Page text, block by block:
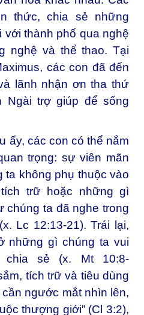
thức, chia sẻ những
với thành phố qua nghệ
nghệ và thể thao. Tại
các con đã đến
lãnh nhận ơn tha thứ
Ngài trợ giúp để sống
ấy, các con có thể nắm
trọng: sự viên mãn
ta không phụ thuộc vào
trữ hoặc những gì
chúng ta đã nghe trong
Lc 12:13-21). Trái lại,
những gì chúng ta vui
sẻ (x. Mt 10:8-
tích trữ và tiêu dùng
ngước mắt nhìn lên,
thượng giới” (Cl 3:2),